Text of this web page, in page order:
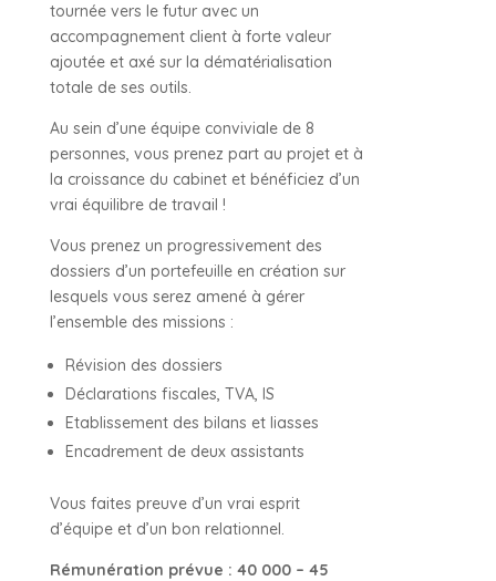
tournée vers le futur avec un
accompagnement client à forte valeur
ajoutée et axé sur la dématérialisation
totale de ses outils.
Au sein d’une équipe conviviale de 8
personnes, vous prenez part au projet et à
la croissance du cabinet et bénéficiez d’un
vrai équilibre de travail !
Vous prenez un progressivement des
dossiers d’un portefeuille en création sur
lesquels vous serez amené à gérer
l’ensemble des missions :
Révision des dossiers
Déclarations fiscales, TVA, IS
Etablissement des bilans et liasses
Encadrement de deux assistants
Vous faites preuve d’un vrai esprit
d’équipe et d’un bon relationnel.
Rémunération prévue : 40 000 – 45